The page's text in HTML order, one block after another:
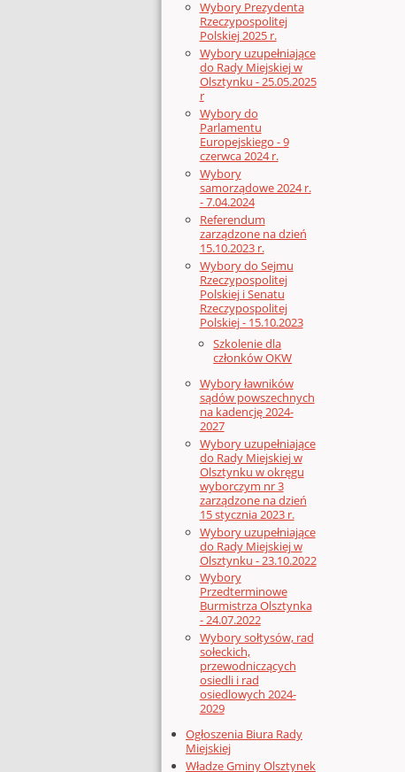
Wybory Prezydenta
Rzeczypospolitej
Polskiej 2025 r.
Wybory uzupełniające
do Rady Miejskiej w
Olsztynku - 25.05.2025
r
Wybory do
Parlamentu
Europejskiego - 9
czerwca 2024 r.
Wybory
samorządowe 2024 r.
- 7.04.2024
Referendum
zarządzone na dzień
15.10.2023 r.
Wybory do Sejmu
Rzeczypospolitej
Polskiej i Senatu
Rzeczypospolitej
Polskiej - 15.10.2023
Szkolenie dla
członków OKW
Wybory ławników
sądów powszechnych
na kadencję 2024-
2027
Wybory uzupełniające
do Rady Miejskiej w
Olsztynku w okręgu
wyborczym nr 3
zarządzone na dzień
15 stycznia 2023 r.
Wybory uzupełniające
do Rady Miejskiej w
Olsztynku - 23.10.2022
Wybory
Przedterminowe
Burmistrza Olsztynka
- 24.07.2022
Wybory sołtysów, rad
sołeckich,
przewodniczących
osiedli i rad
osiedlowych 2024-
2029
Ogłoszenia Biura Rady
Miejskiej
Władze Gminy Olsztynek